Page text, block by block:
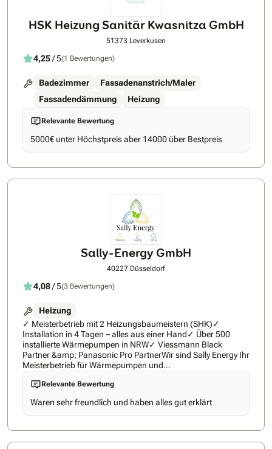
HSK Heizung Sanitär Kwasnitza GmbH
51373 Leverkusen
4,25/ 5(1 Bewertungen)
Badezimmer
Fassadenanstrich/Maler
Fassadendämmung
Heizung
Relevante Bewertung
5000€ unter Höchstpreis aber 14000 über Bestpreis
Sally-Energy GmbH
40227 Düsseldorf
4,08/ 5(3 Bewertungen)
Heizung
✓ Meisterbetrieb mit 2 Heizungsbaumeistern (SHK)✓
Installation in 4 Tagen – alles aus einer Hand✓ Über 500
installierte Wärmepumpen in NRW✓ Viessmann Black
Partner &amp; Panasonic Pro PartnerWir sind Sally Energy Ihr
Meisterbetrieb für Wärmepumpen und
Heizungsmodernisierung in Nordrhein-Westfalen.Als SHK-
Fachbetrieb (Heizung, Sanitär, Klimatechnik) mit zwei fest
angestellten Heizungsbaumeistern planen und installieren
wir Ihre neue Wärmepumpe komplett eigenständig – ohne
Subunternehmer, mit festangestellten Monteuren, von der
Relevante Bewertung
Waren sehr freundlich und haben alles gut erklärt